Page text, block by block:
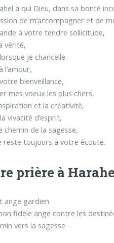
à qui Dieu, dans sa bonté
de m’accompagner et de
à votre tendre sollicitude,
vérité,
je chancelle.
l’amour,
bienveillance,
mes voeux les plus chers,
et la créativité,
vivacité d’esprit,
de la sagesse,
reste toujours à votre écoute.
prière à
ange gardien
fidèle ange contre les
vers la sagesse